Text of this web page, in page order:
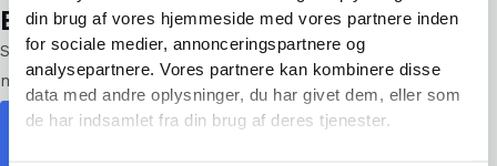
din brug af vores hjemmeside med vores partnere inden
for sociale medier, annonceringspartnere og
analysepartnere. Vores partnere kan kombinere disse
data med andre oplysninger, du har givet dem, eller som
de har indsamlet fra din brug af deres tjenester.
Brug for et uforpligtende tilbud?
Skriv til os med din opgave og vi vender tilbage hurtigst
muligt.
Bestil tilbud